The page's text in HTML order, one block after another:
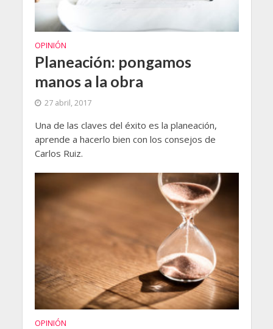
OPINIÓN
Planeación: pongamos
manos a la obra
27 abril, 2017
Una de las claves del éxito es la planeación,
aprende a hacerlo bien con los consejos de
Carlos Ruiz.
OPINIÓN